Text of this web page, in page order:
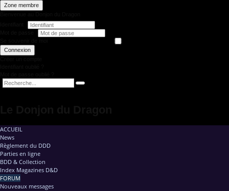
Zone membre
Connexion
ACCUEIL
News
Règlement du DDD
Parties en ligne
BDD & Collection
Index Magazines D&D
FORUM
Nouveaux messages